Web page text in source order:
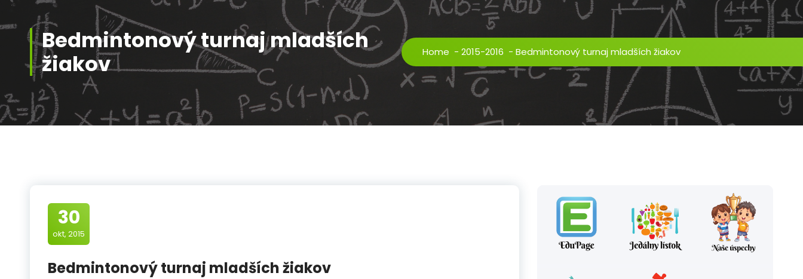
Bedmintonový turnaj mladších
žiakov
Home - 2015-2016 - Bedmintonový turnaj mladších žiakov
30
okt, 2015
Bedmintonový turnaj mladších žiakov